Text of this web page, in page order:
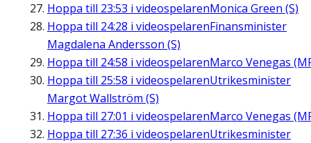
Hoppa till 23:53 i videospelarenMonica Green (S)
Hoppa till 24:28 i videospelarenFinansminister
Magdalena Andersson (S)
Hoppa till 24:58 i videospelarenMarco Venegas
Hoppa till 25:58 i videospelarenUtrikesminister
Margot Wallström (S)
Hoppa till 27:01 i videospelarenMarco Venegas
Hoppa till 27:36 i videospelarenUtrikesminister